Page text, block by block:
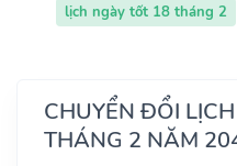
lịch ngày tốt 18 tháng 2
CHUYỂN ĐỔI
THÁNG 2 NĂM